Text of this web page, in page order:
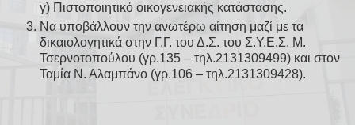
γ) Πιστοποιητικό οικογενειακής κατάστασης.
Να υποβάλλουν την ανωτέρω αίτηση μαζί με τα
δικαιολογητικά στην Γ.Γ. του Δ.Σ. του Σ.Υ.Ε.Σ. Μ.
Τσερνοτοπούλου (γρ.135 – τηλ.2131309499) και στον
Ταμία Ν. Αλαμπάνο (γρ.106 – τηλ.2131309428).